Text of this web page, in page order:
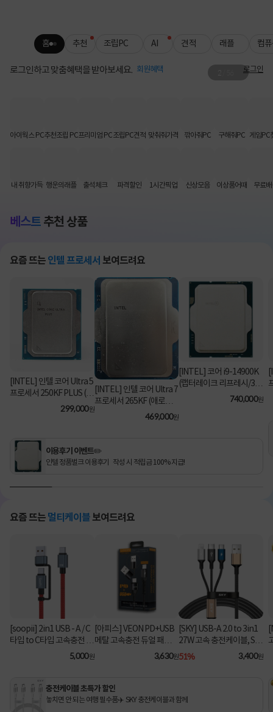
홈 추천 조립PC AI 견적 래플 컴
로그인하고 맞춤혜택을 받아보세요. 회원혜택 로그인
아이웍스 PC추천조립 PC프리미엄 PC조립PC견적 맞춰줘가격 깎아줘PC 구해줘PC 게임PC
내 취향가득 행운의래플 출석체크 파격할인 1시간픽업 신상모음 이상품어때 무료
베스트 추천 상품
요즘 뜨는 인텔 프로세서 보여드려요
[INTEL] 인텔 코어 Ultra 5
프로세서 250KF PLUS (애
로우 레이크/5.3GHz/30M
299,000원
[INTEL] 인텔 코어 Ultra 7
프로세서 265KF (애로우
레이크/3.9GHz/30MB/쿨
469,000원
[INTEL] 코어 i9-14900K
(랩터레이크 리프레시/3.2
GHz/36MB/쿨러 미포함)
740,000원
이용후기 이벤트✏️
인텔 정품벌크 이용후기 작성 시 적립금 100% 지급!
요즘 뜨는 멀티케이블 보여드려요
[soopii] 2in1 USB - A / C
타입 to C타입 고속충전 케
이블 PD 100W S52C [1.2
5,000원
[아피스] VEON PD+USB
메탈 고속충전 듀얼 패브릭
8핀 케이블
3,630원
[SKY] USB-A 2.0 to 3in1
27W 고속 충전케이블, SK
Y-A2-3IN1 [블랙/2m]
51% 3,400원
충전케이블 초특가 할인
놓치면 안 되는 여행 필수품✈️ SKY 충전케이블과 함께